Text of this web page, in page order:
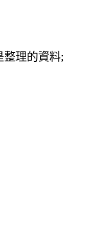
整理的資料;